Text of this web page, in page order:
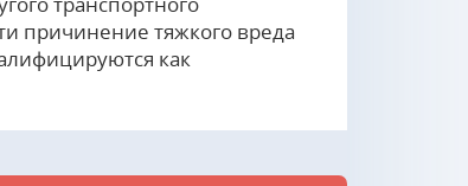
причинение тяжкого вреда
как